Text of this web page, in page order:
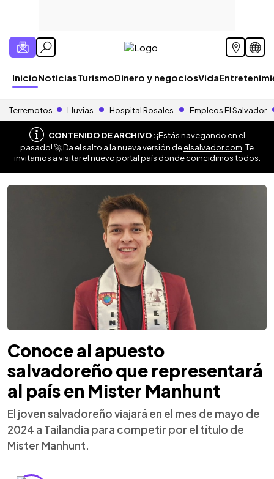
InicioNoticiasTurismoDinero y negociosVida
Terremotos Lluvias Hospital Rosales Empleos El Salvador
CONTENIDO DE ARCHIVO:¡Estás navegando en el
pasado! 🚀 Da el salto a la nueva versión deelsalvador.com . Te
invitamos a visitar el nuevo portal país donde coincidimos todos.
Conoce al apuesto
salvadoreño que representará
al país en Mister Manhunt
El joven salvadoreño viajará en el mes de mayo de
2024 a Tailandia para competir por el título de
Mister Manhunt.